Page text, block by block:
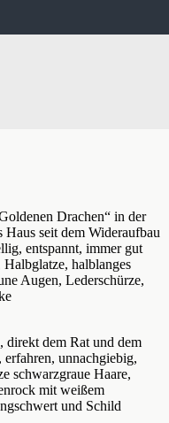
Drachen“ in der
Haus seit dem Wideraufbau
entspannt, immer gut
halblanges
Augen, Lederschürze,
direkt dem Rat und dem
unnachgiebig,
schwarzgraue Haare,
mit weißem
und Schild